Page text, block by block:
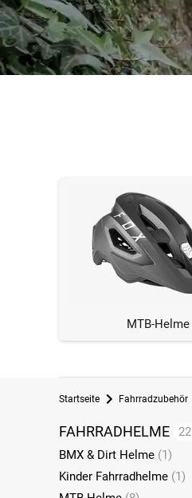
MTB-Helme
Startseite Fahrradzubehör
FAHRRADHELME
22
BMX & Dirt Helme (1)
Kinder Fahrradhelme (1)